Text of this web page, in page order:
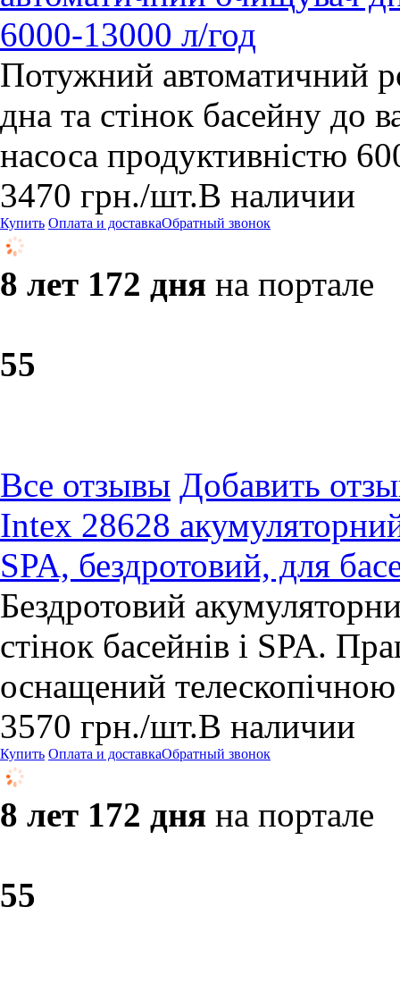
6000-13000 л/год
Потужний автоматичний
дна та стінок басейну до
насоса продуктивністю
3470 грн./шт.В наличии
Купить Оплата и доставкаОбратный звонок
8 лет 172 дня на портале
55
Все отзывы Добавить
Intex 28628
SPA, бездротовий, для
Бездротовий
стінок басейнів і SPA.
оснащений
3570 грн./шт.В наличии
Купить Оплата и доставкаОбратный звонок
8 лет 172 дня на портале
55